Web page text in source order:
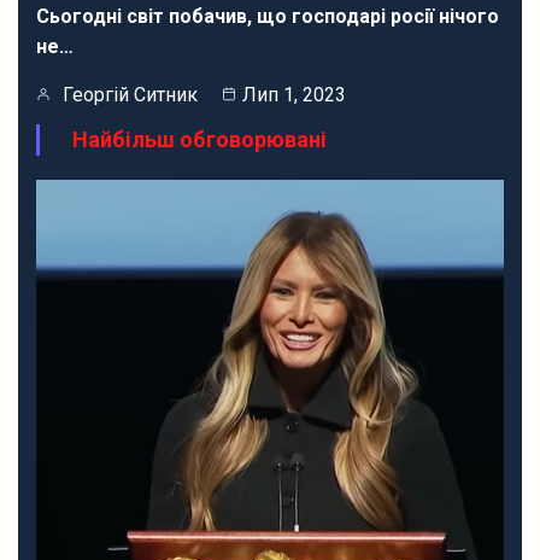
Сьогодні світ побачив, що господарі росії нічого
не…
Георгій Ситник Лип 1, 2023
Найбільш обговорювані